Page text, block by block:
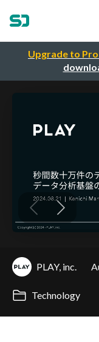
Upgrade to Pro
PLAY, inc.
Technology